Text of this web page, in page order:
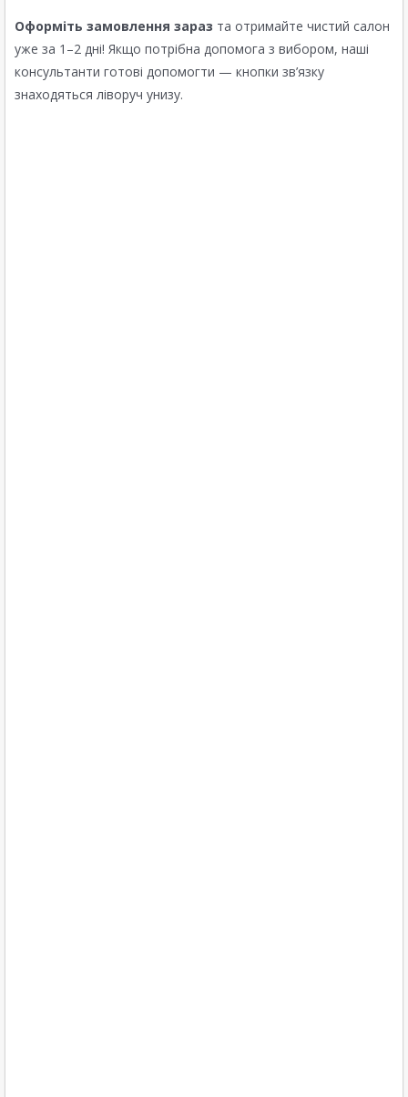
Оформіть замовлення зараз та отримайте чистий салон
уже за 1–2 дні! Якщо потрібна допомога з вибором, наші
консультанти готові допомогти — кнопки зв’язку
знаходяться ліворуч унизу.